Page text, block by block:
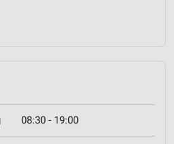
08:30 - 19:00